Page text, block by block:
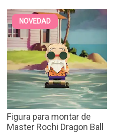
NOVEDAD
Figura para montar de
Master Rochi Dragon Ball